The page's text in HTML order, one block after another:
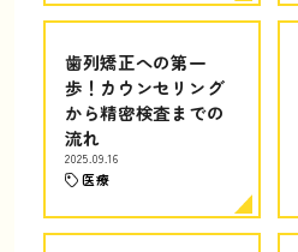
歯列矯正への第一
歩！カウンセリング
から精密検査までの
流れ
2025.09.16
医療